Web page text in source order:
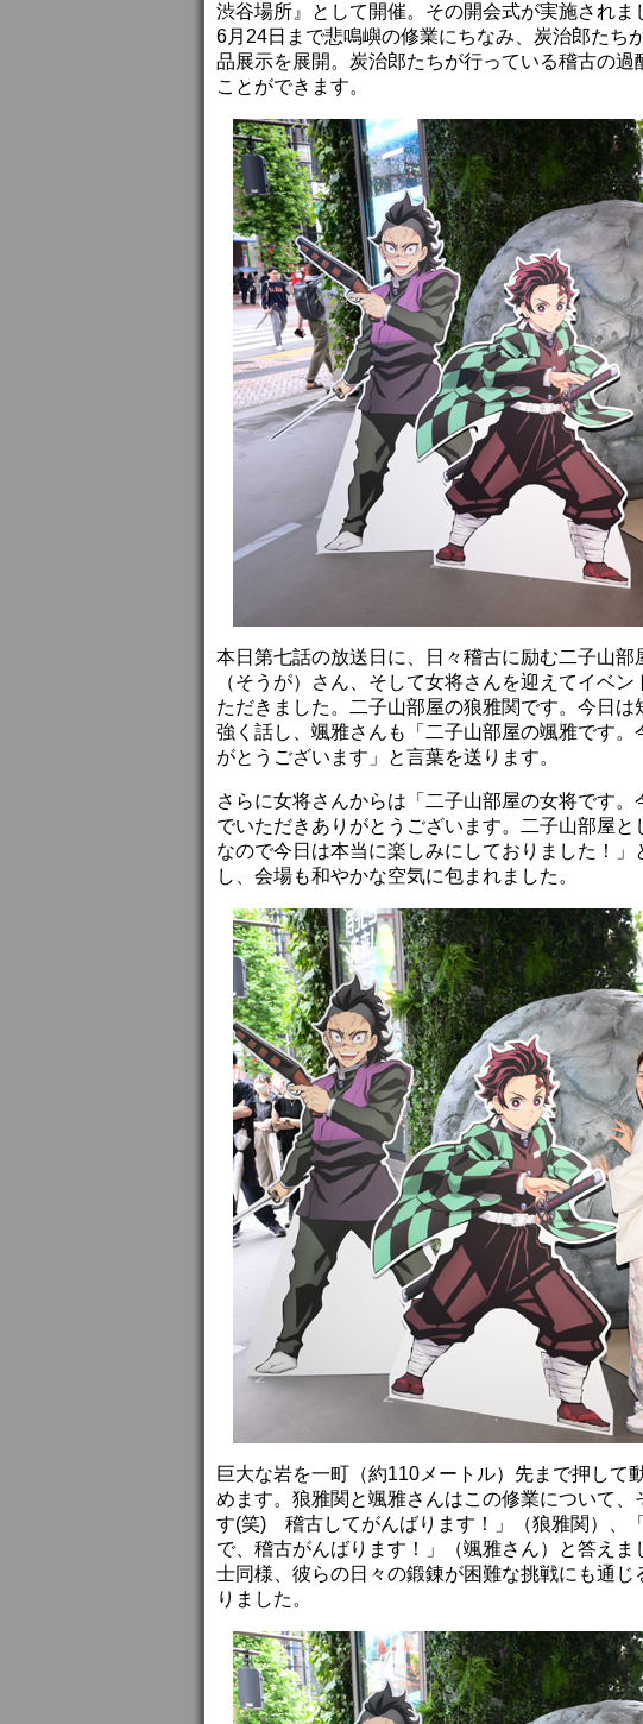
渋谷場所』として開催。その開会式が実施され
6月24日まで悲鳴嶼の修業にちなみ、炭治郎たち
品展示を展開。炭治郎たちが行っている稽古の
ことができます。
本日第七話の放送日に、日々稽古に励む二子山
（そうが）さん、そして女将さんを迎えてイベ
ただきました。二子山部屋の狼雅関です。今日
強く話し、颯雅さんも「二子山部屋の颯雅です
がとうございます」と言葉を送ります。
さらに女将さんからは「二子山部屋の女将です
でいただきありがとうございます。二子山部屋
なので今日は本当に楽しみにしておりました！
し、会場も和やかな空気に包まれました。
巨大な岩を一町（約110メートル）先まで押して
めます。狼雅関と颯雅さんはこの修業について
す(笑) 稽古してがんばります！」（狼雅関）、
で、稽古がんばります！」（颯雅さん）と答え
士同様、彼らの日々の鍛錬が困難な挑戦にも通
りました。